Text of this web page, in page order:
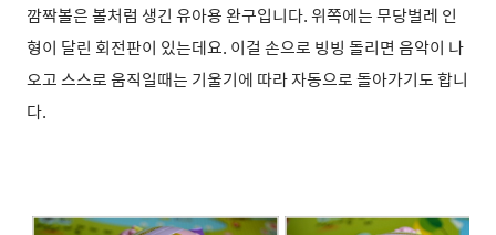
깜짝볼은 볼처럼 생긴 유아용 완구입니다. 위쪽에는 무당벌레 인
형이 달린 회전판이 있는데요. 이걸 손으로 빙빙 돌리면 음악이 나
오고 스스로 움직일때는 기울기에 따라 자동으로 돌아가기도 합니
다.